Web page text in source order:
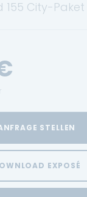
155 City-Paket
STELLEN
EXPOSÉ